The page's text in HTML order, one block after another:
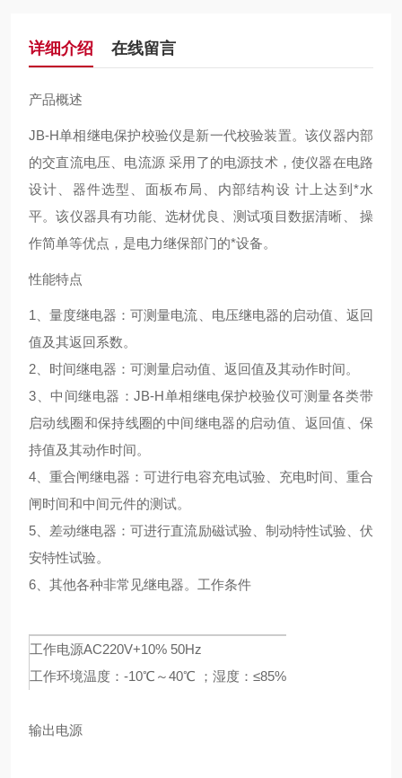
详细介绍 在线留言
产品概述
JB-H单相继电保护校验仪是新一代校验装置。该仪器内部
的交直流电压、电流源 采用了的电源技术，使仪器在电路
设计、器件选型、面板布局、内部结构设 计上达到*水
平。该仪器具有功能、选材优良、测试项目数据清晰、 操
作简单等优点，是电力继保部门的*设备。
性能特点
1、量度继电器：可测量电流、电压继电器的启动值、返回
值及其返回系数。
2、时间继电器：可测量启动值、返回值及其动作时间。
3、中间继电器：JB-H单相继电保护校验仪可测量各类带
启动线圈和保持线圈的中间继电器的启动值、返回值、保
持值及其动作时间。
4、重合闸继电器：可进行电容充电试验、充电时间、重合
闸时间和中间元件的测试。
5、差动继电器：可进行直流励磁试验、制动特性试验、伏
安特性试验。
6、其他各种非常见继电器。 工作条件
工作电源AC220V+10% 50Hz
工作环境温度：-10℃～40℃ ；湿度：≤85%
输出电源